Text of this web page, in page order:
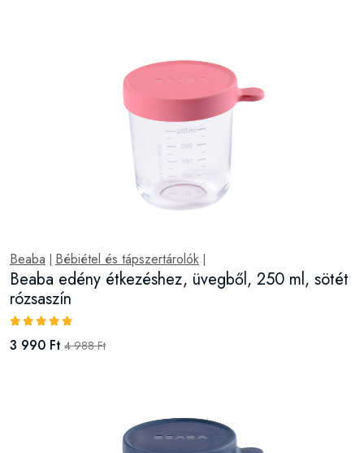
Beaba Bébiétel és tápszertárolók
Beaba edény étkezéshez, üvegből, 250 ml, sötét
rózsaszín
3 990 Ft 4 988 Ft